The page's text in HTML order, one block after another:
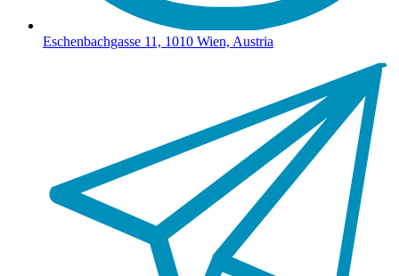
Eschenbachgasse 11, 1010 Wien, Austria